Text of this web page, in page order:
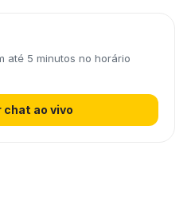
até 5 minutos no horário
chat ao vivo